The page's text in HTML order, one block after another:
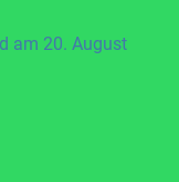
am 20. August